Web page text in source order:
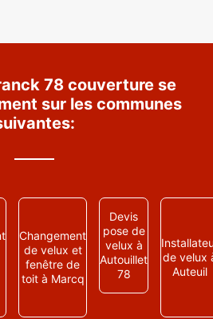
78 couverture se
sur les communes
Changement
de velux et
fenêtre de
toit à Marcq
Devis
pose de
velux à
Autouillet
78
de velux
Auteuil